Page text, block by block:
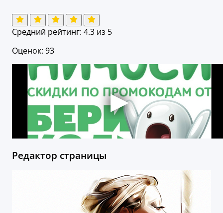
Средний рейтинг: 4.3 из 5
Оценок: 93
Редактор страницы